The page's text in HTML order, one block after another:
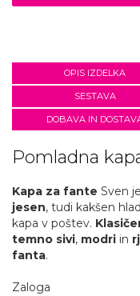
OPIS IZDELKA
SESTAVA
DOBAVA IN
Pomladna
Kapa za fante Sven
jesen, tudi kakšen
kapa v poštev.
temno sivi, modri in
fanta.
Zaloga